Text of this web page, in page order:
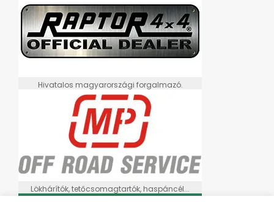
Hivatalos magyarországi forgalmazó.
Lökhárítók, tetőcsomagtartók, haspáncél...